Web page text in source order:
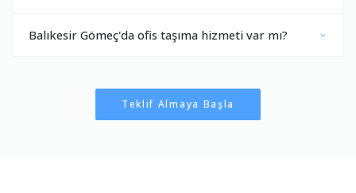
Balıkesir Gömeç'da ofis taşıma hizmeti var mı?
Teklif Almaya Başla